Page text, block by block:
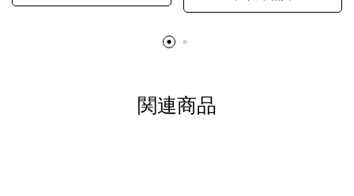
形状。
自然と共存する彼らの作るものには、身近に暮らす動
植物や生活道具などを象ったモチーフが多く見られま
関連商品